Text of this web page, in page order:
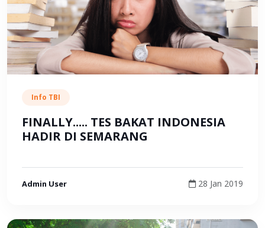
Info TBI
FINALLY..... TES BAKAT INDONESIA
HADIR DI SEMARANG
Admin User 28 Jan 2019